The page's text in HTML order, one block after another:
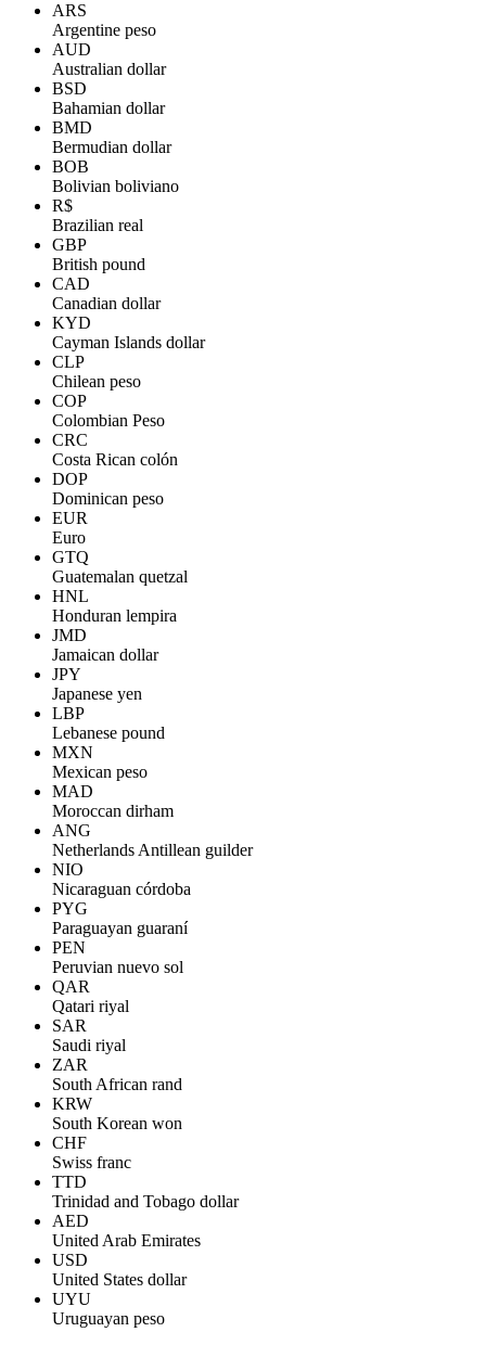
ARS
Argentine peso
AUD
Australian dollar
BSD
Bahamian dollar
BMD
Bermudian dollar
BOB
Bolivian boliviano
R$
Brazilian real
GBP
British pound
CAD
Canadian dollar
KYD
Cayman Islands dollar
CLP
Chilean peso
COP
Colombian Peso
CRC
Costa Rican colón
DOP
Dominican peso
EUR
Euro
GTQ
Guatemalan quetzal
HNL
Honduran lempira
JMD
Jamaican dollar
JPY
Japanese yen
LBP
Lebanese pound
MXN
Mexican peso
MAD
Moroccan dirham
ANG
Netherlands Antillean guilder
NIO
Nicaraguan córdoba
PYG
Paraguayan guaraní
PEN
Peruvian nuevo sol
QAR
Qatari riyal
SAR
Saudi riyal
ZAR
South African rand
KRW
South Korean won
CHF
Swiss franc
TTD
Trinidad and Tobago dollar
AED
United Arab Emirates
USD
United States dollar
UYU
Uruguayan peso